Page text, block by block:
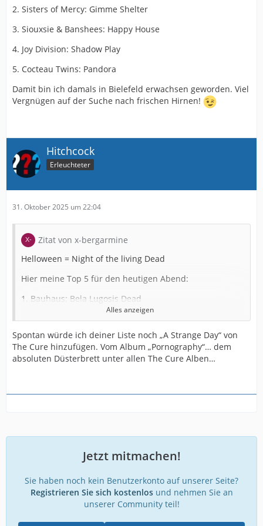
Drittplattformen übermittelt werden. Mehr Informationen dazu
haben wir in unserer Datenschutzerklärung zur Verfügung
gestellt.
2. Sisters of Mercy: Gimme Shelter
3. Siouxsie & Banshees: Happy House
4. Joy Division: Shadow Play
5. Cocteau Twins: Pandora
Damit bin ich damals in Bielefeld erwachsen geworden. Viel
Vergnügen auf der Suche nach frischen Hirnen!
Hitchcock
Erleuchteter
31. Oktober 2025 um 22:04
Zitat von x-bergarmine
Helloween = Night of the living Dead
Hier meine Top 5 für den heutigen Abend:
1. Bauhaus: Bela Lugosis Dead
2. Sisters of Mercy: Gimme Shelter
3. Siouxsie & Banshees: Happy House
4. Joy Division: Shadow Play
Damit bin ich damals in Bielefeld erwachsen geworden.
Alles anzeigen
Spontan würde ich deiner Liste noch „A Strange Day“ von
The Cure hinzufügen. Vom Album „Pornography“… dem
absoluten Düsterbrett unter allen The Cure Alben…
Jetzt mitmachen!
Sie haben noch kein Benutzerkonto auf unserer Seite?
Registrieren Sie sich kostenlosund nehmen Sie an
unserer Community teil!